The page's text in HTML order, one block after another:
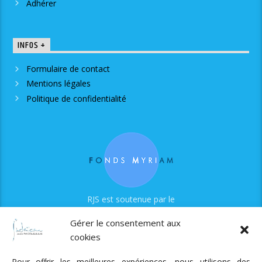
Gérer le consentement aux
cookies
Adhérer
INFOS +
Formulaire de contact
Mentions légales
Politique de confidentialité
RJS est soutenue par le